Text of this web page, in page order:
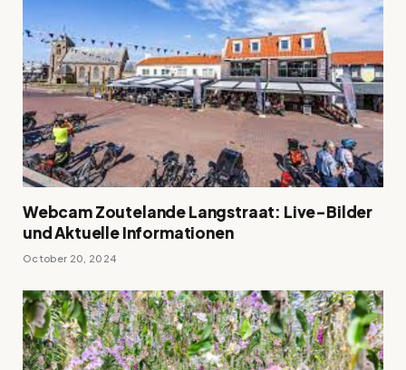
Webcam Zoutelande Langstraat: Live-Bilder
und Aktuelle Informationen
October 20, 2024